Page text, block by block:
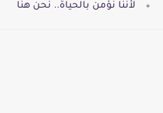
لأننا نؤمن بالحياة.. نحن هنا